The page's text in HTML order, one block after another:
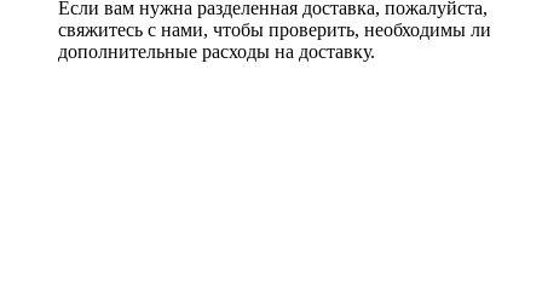
Если вам нужна разделенная доставка, пожалуйста,
свяжитесь с нами, чтобы проверить, необходимы ли
дополнительные расходы на доставку.